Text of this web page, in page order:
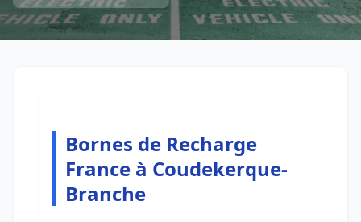
Bornes de Recharge
France à Coudekerque-
Branche